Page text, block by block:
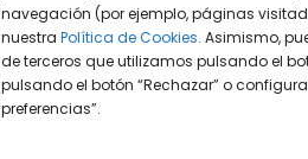
navegación (por ejemplo, páginas
nuestra Política de Cookies. Asimismo,
de terceros que utilizamos pulsando el
pulsando el botón “Rechazar” o
preferencias”.